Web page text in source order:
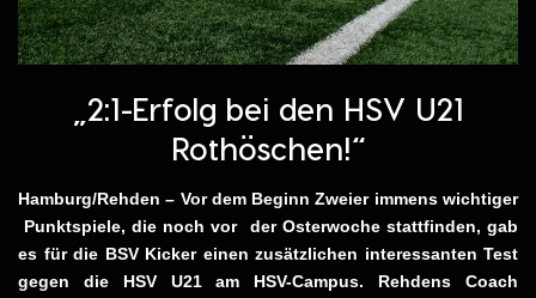
„2:1-Erfolg bei den HSV U21
Rothöschen!“
Hamburg/Rehden – Vor dem Beginn Zweier immens wichtiger
Punktspiele, die noch vor der Osterwoche stattfinden, gab
es für die BSV Kicker einen zusätzlichen interessanten Test
gegen die HSV U21 am HSV-Campus. Rehdens Coach